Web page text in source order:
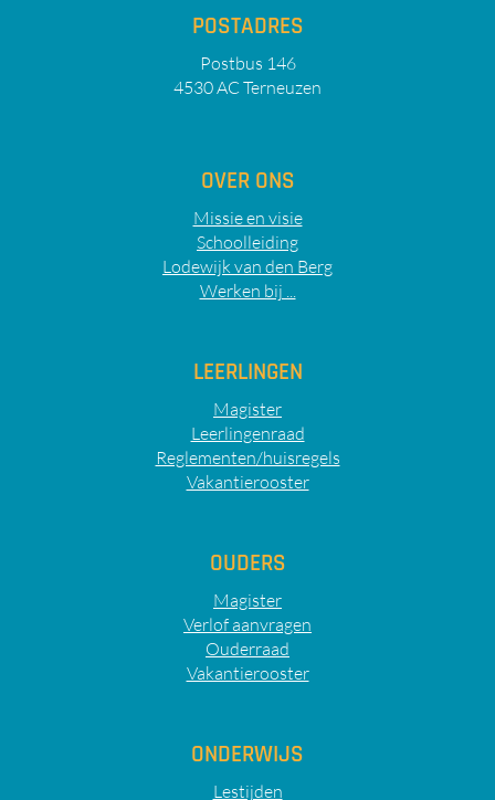
POSTADRES
Postbus 146
4530 AC Terneuzen
OVER ONS
Missie en visie
Schoolleiding
Lodewijk van den Berg
Werken bij ...
LEERLINGEN
Magister
Leerlingenraad
Reglementen/huisregels
Vakantierooster
OUDERS
Magister
Verlof aanvragen
Ouderraad
Vakantierooster
ONDERWIJS
Lestijden